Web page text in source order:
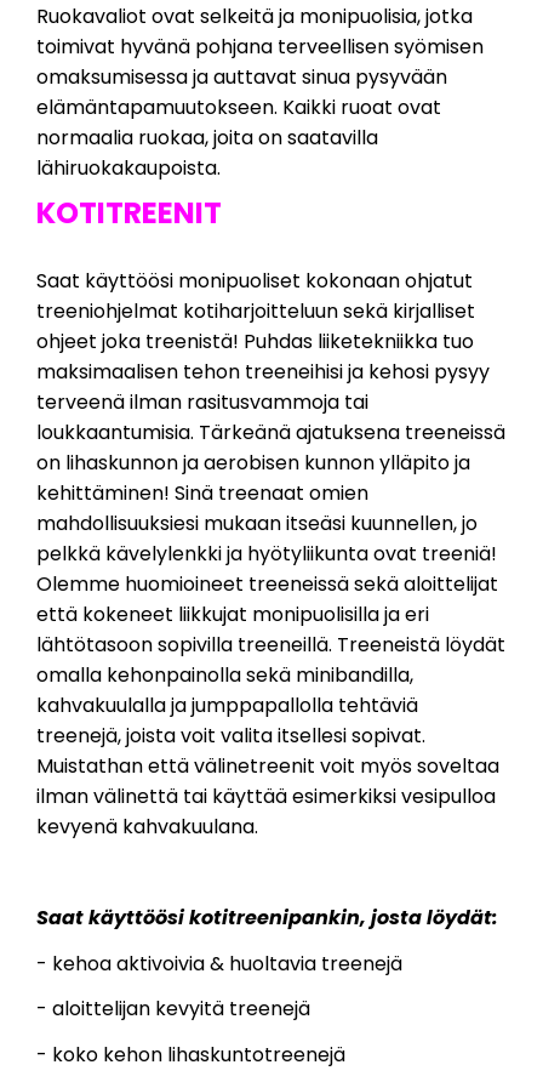
Ruokavaliot ovat selkeitä ja monipuolisia, jotka
toimivat hyvänä pohjana terveellisen syömisen
omaksumisessa ja auttavat sinua pysyvään
elämäntapamuutokseen. Kaikki ruoat ovat
normaalia ruokaa, joita on saatavilla
lähiruokakaupoista.
KOTITREENIT
Saat käyttöösi monipuoliset kokonaan ohjatut
treeniohjelmat kotiharjoitteluun sekä kirjalliset
ohjeet joka treenistä! Puhdas liiketekniikka tuo
maksimaalisen tehon treeneihisi ja kehosi pysyy
terveenä ilman rasitusvammoja tai
loukkaantumisia. Tärkeänä ajatuksena treeneissä
on lihaskunnon ja aerobisen kunnon ylläpito ja
kehittäminen! Sinä treenaat omien
mahdollisuuksiesi mukaan itseäsi kuunnellen, jo
pelkkä kävelylenkki ja hyötyliikunta ovat treeniä!
Olemme huomioineet treeneissä sekä aloittelijat
että kokeneet liikkujat monipuolisilla ja eri
lähtötasoon sopivilla treeneillä. Treeneistä löydät
omalla kehonpainolla sekä minibandilla,
kahvakuulalla ja jumppapallolla tehtäviä
treenejä, joista voit valita itsellesi sopivat.
Muistathan että välinetreenit voit myös soveltaa
ilman välinettä tai käyttää esimerkiksi vesipulloa
kevyenä kahvakuulana.
Saat käyttöösi kotitreenipankin, josta löydät:
- kehoa aktivoivia & huoltavia treenejä
- aloittelijan kevyitä treenejä
- koko kehon lihaskuntotreenejä